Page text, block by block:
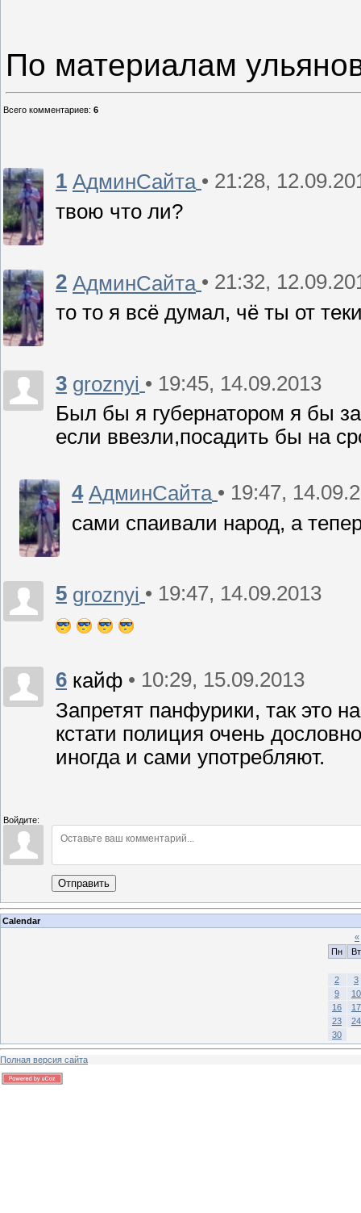
По материалам
Всего комментариев: 6
1 АдминСайта • 21:28,
твою что ли?
2 АдминСайта • 21:32,
то то я всё думал, чё ты от
3 groznyi • 19:45, 14.09.2013
Был бы я губернатором я бы
если ввезли,посадить бы на
4 АдминСайта • 19:47,
сами спаивали народ, а
5 groznyi • 19:47, 14.09.2013
6 кайф • 10:29, 15.09.2013
Запретят панфурики, так это
кстати полиция очень
иногда и сами употребляют.
Войдите:
Отправить
Calendar
«
Пн
Вт
2
3
9
10
16
17
23
24
30
Полная версия сайта